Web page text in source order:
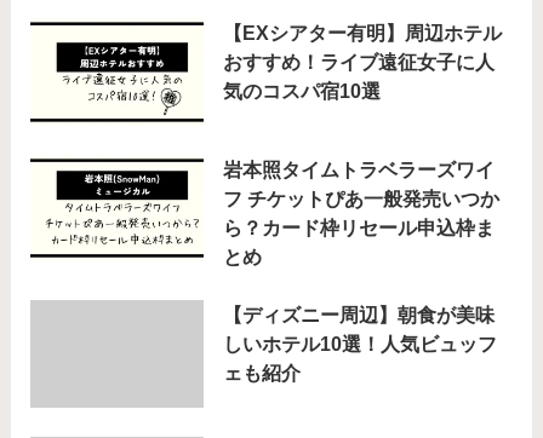
【EXシアター有明】周辺ホテル
おすすめ！ライブ遠征女子に人
気のコスパ宿10選
岩本照タイムトラベラーズワイ
フ チケットぴあ一般発売いつか
ら？カード枠リセール申込枠ま
とめ
【ディズニー周辺】朝食が美味
しいホテル10選！人気ビュッフ
ェも紹介